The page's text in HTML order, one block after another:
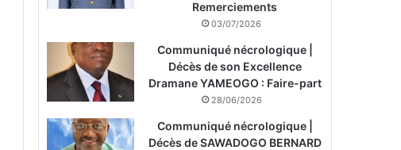
Remerciements
03/07/2026
Communiqué nécrologique |
Décès de son Excellence
Dramane YAMEOGO : Faire-part
28/06/2026
Communiqué nécrologique |
Décès de SAWADOGO BERNARD